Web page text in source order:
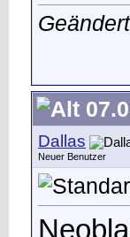
Dallas
Neuer Benutzer